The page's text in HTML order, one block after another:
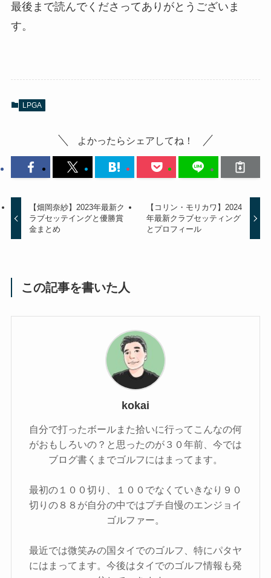
最後まで読んでくださってありがとうございま
す。
LPGA
よかったらシェアしてね！
【畑岡奈紗】2023年最新ク
ラブセッテイングと優勝賞
金まとめ
【コリン・モリカワ】2024
年最新クラブセッティング
とプロフィール
この記事を書いた人
kokai
自分で打ったボールまた拾いに行ってこんなの何
がおもしろいの？と思ったのが３０年前、今では
ブログ書くまでゴルフにはまってます。
最初の１００切り、１００でなくていきなり９０
切りの８８が自分の中ではプチ自慢のエンジョイ
ゴルファー。
最近では微笑みの国タイでのゴルフ、特にパタヤ
にはまってます。今後はタイでのゴルフ情報も発